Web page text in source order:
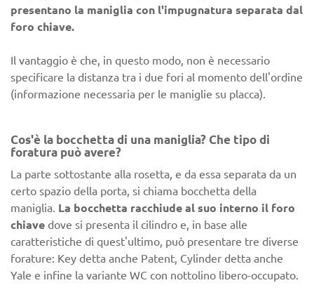
presentano la maniglia con l'impugnatura separata dal
foro chiave.
Il vantaggio è che, in questo modo, non è necessario
specificare la distanza tra i due fori al momento dell'ordine
(informazione necessaria per le maniglie su placca).
Cos'è la bocchetta di una maniglia? Che tipo di
foratura può avere?
La parte sottostante alla rosetta, e da essa separata da un
certo spazio della porta, si chiama bocchetta della
maniglia. La bocchetta racchiude al suo interno il foro
chiave dove si presenta il cilindro e, in base alle
caratteristiche di quest'ultimo, può presentare tre diverse
forature: Key detta anche Patent, Cylinder detta anche
Yale e infine la variante WC con nottolino libero-occupato.